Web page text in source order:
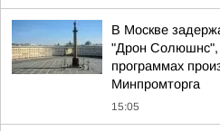
В Москве
"Дрон Солюшнс",
программах
Минпромторга
15:05